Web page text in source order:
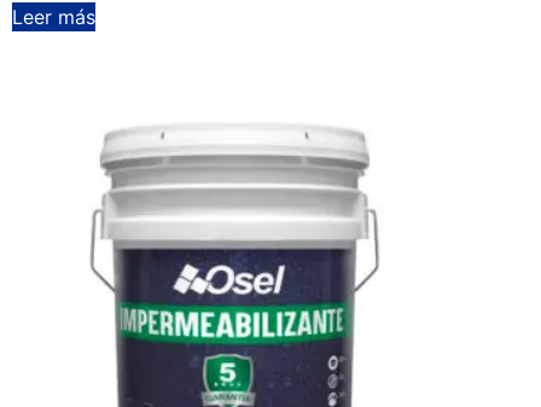
Leer más